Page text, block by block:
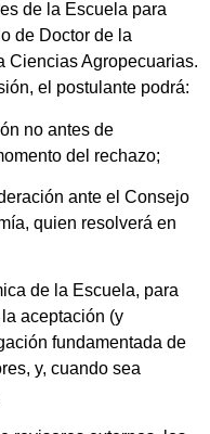
de la Escuela para
de Doctor de la
Ciencias Agropecuarias.
el postulante podrá:
no antes de
del rechazo;
ante el Consejo
quien resolverá en
de la Escuela, para
aceptación (y
fundamentada de
y, cuando sea